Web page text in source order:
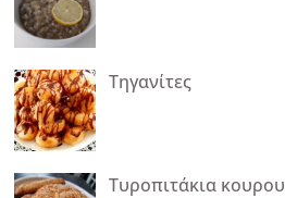
Τηγανίτες
Τυροπιτάκια κουρου